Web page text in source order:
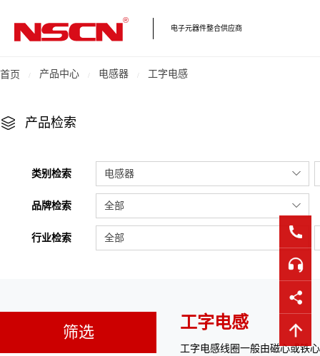
电子元器件整合供应商
首页 产品中心 电感器 工字电感
产品检索
类别检索 电感器
品牌检索 全部
行业检索 全部
筛选
工字电感
工字电感线圈一般由磁心或铁